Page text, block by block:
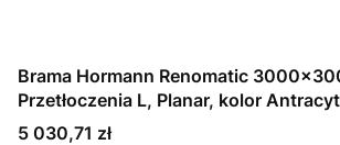
Brama Hormann Renomatic
Przetłoczenia L, Planar, kolor
metalicznym CH 703 Matt deluxe +
Cena
5 030,71 zł